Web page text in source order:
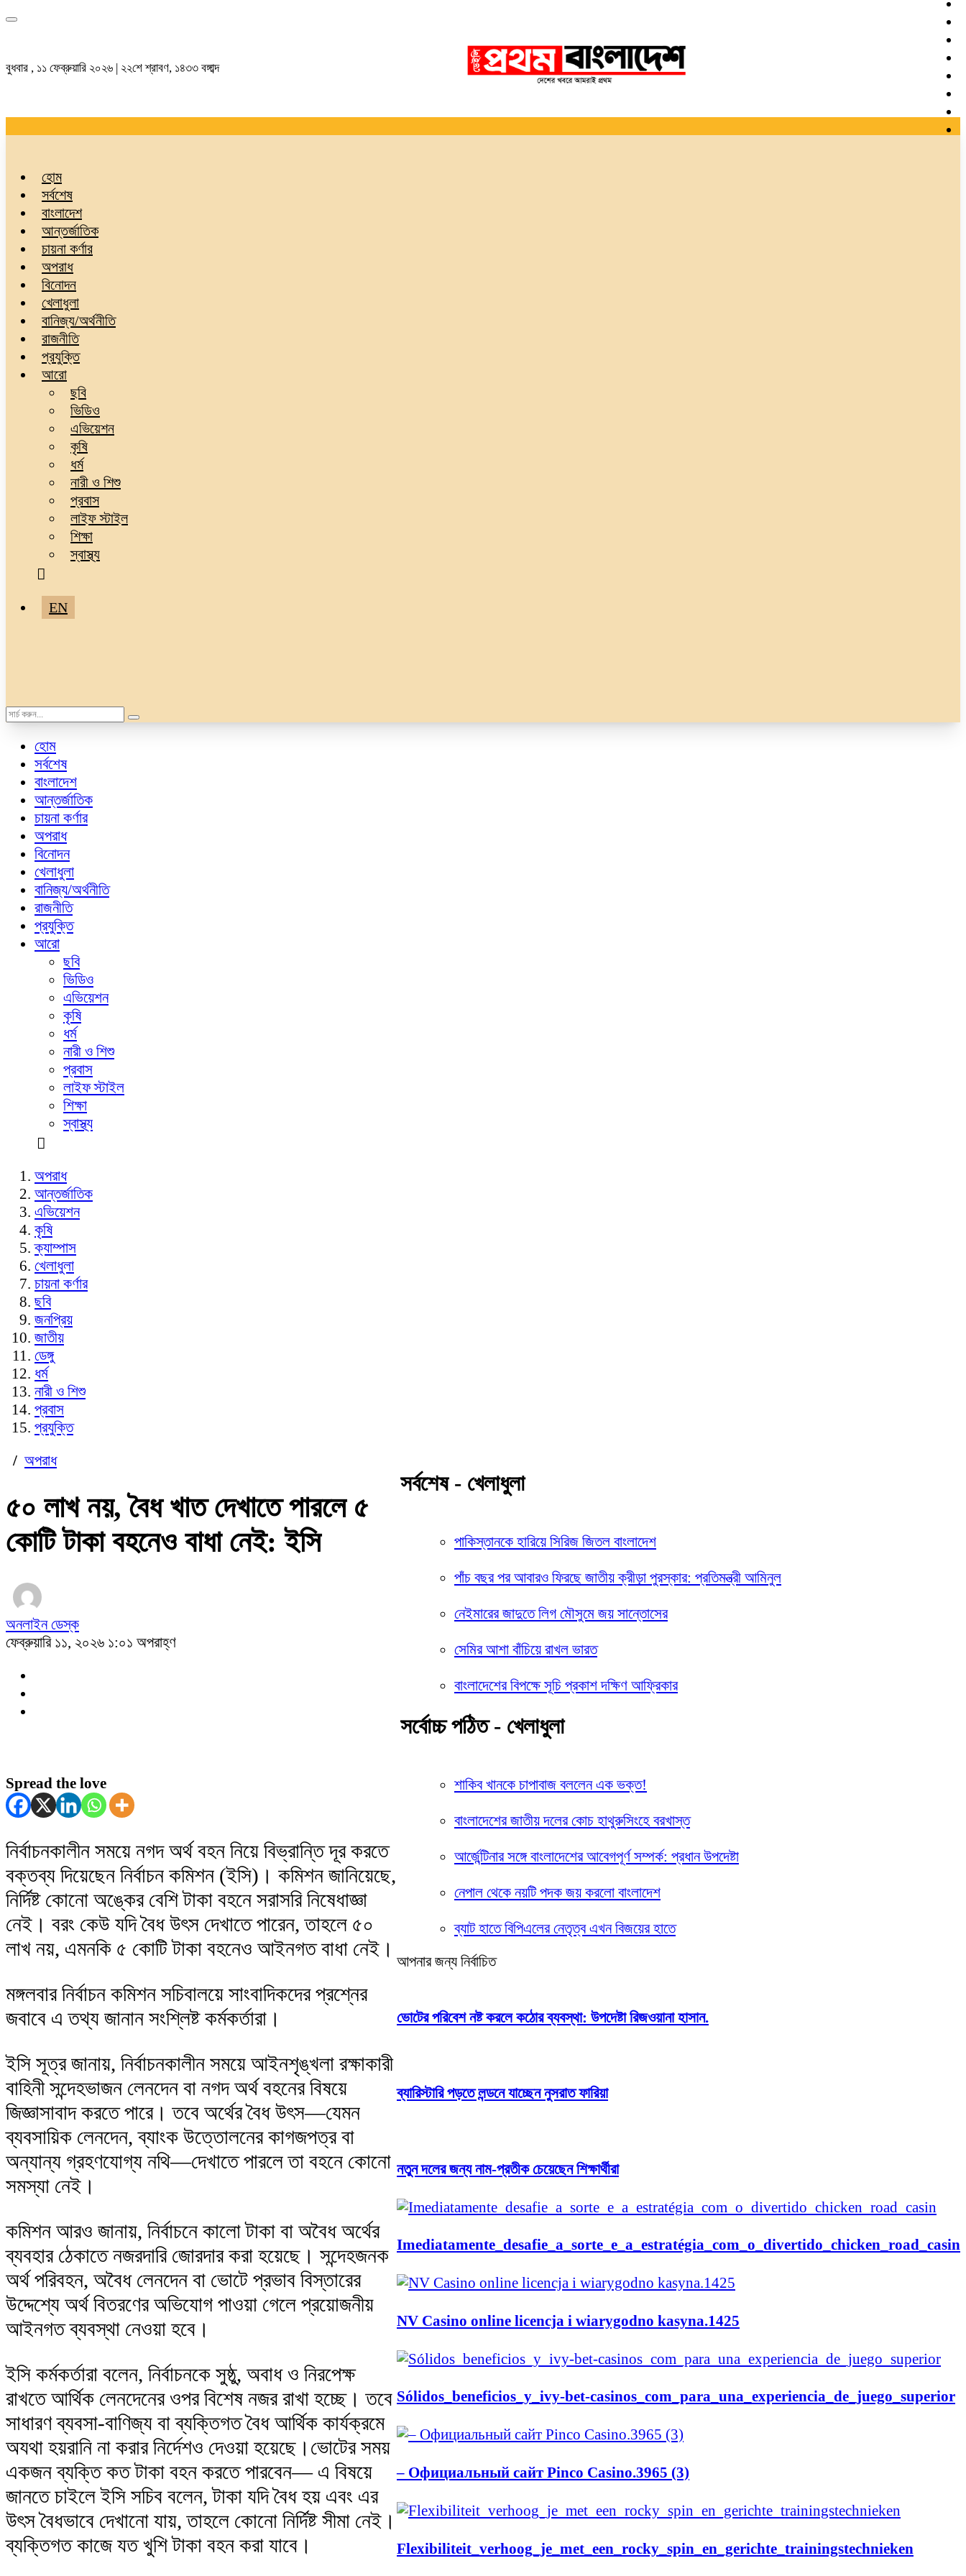
বুধবার , ১১ ফেব্রুয়ারি ২০২৬ | ২২শে শ্রাবণ, ১৪৩৩ বঙ্গাব্দ
হোম
সর্বশেষ
বাংলাদেশ
আন্তর্জাতিক
চায়না কর্ণার
অপরাধ
বিনোদন
খেলাধুলা
বানিজ্য/অর্থনীতি
রাজনীতি
প্রযুক্তি
আরো
ছবি
ভিডিও
এভিয়েশন
কৃষি
ধর্ম
নারী ও শিশু
প্রবাস
লাইফ স্টাইল
শিক্ষা
স্বাস্থ্য
EN
হোম
সর্বশেষ
বাংলাদেশ
আন্তর্জাতিক
চায়না কর্ণার
অপরাধ
বিনোদন
খেলাধুলা
বানিজ্য/অর্থনীতি
রাজনীতি
প্রযুক্তি
আরো
ছবি
ভিডিও
এভিয়েশন
কৃষি
ধর্ম
নারী ও শিশু
প্রবাস
লাইফ স্টাইল
শিক্ষা
স্বাস্থ্য
অপরাধ
আন্তর্জাতিক
এভিয়েশন
কৃষি
ক্যাম্পাস
খেলাধুলা
চায়না কর্ণার
ছবি
জনপ্রিয়
জাতীয়
ডেঙ্গু
ধর্ম
নারী ও শিশু
প্রবাস
প্রযুক্তি
/ অপরাধ
৫০ লাখ নয়, বৈধ খাত দেখাতে পারলে ৫
কোটি টাকা বহনেও বাধা নেই: ইসি
অনলাইন ডেস্ক
ফেব্রুয়ারি ১১, ২০২৬ ১:০১ অপরাহ্ণ
Spread the love
নির্বাচনকালীন সময়ে নগদ অর্থ বহন নিয়ে বিভ্রান্তি দূর করতে
বক্তব্য দিয়েছেন নির্বাচন কমিশন (ইসি)। কমিশন জানিয়েছে,
নির্দিষ্ট কোনো অঙ্কের বেশি টাকা বহনে সরাসরি নিষেধাজ্ঞা
নেই। বরং কেউ যদি বৈধ উৎস দেখাতে পারেন, তাহলে ৫০
লাখ নয়, এমনকি ৫ কোটি টাকা বহনেও আইনগত বাধা নেই।
মঙ্গলবার নির্বাচন কমিশন সচিবালয়ে সাংবাদিকদের প্রশ্নের
জবাবে এ তথ্য জানান সংশ্লিষ্ট কর্মকর্তারা।
ইসি সূত্র জানায়, নির্বাচনকালীন সময়ে আইনশৃঙ্খলা রক্ষাকারী
বাহিনী সন্দেহভাজন লেনদেন বা নগদ অর্থ বহনের বিষয়ে
জিজ্ঞাসাবাদ করতে পারে। তবে অর্থের বৈধ উৎস—যেমন
ব্যবসায়িক লেনদেন, ব্যাংক উত্তোলনের কাগজপত্র বা
অন্যান্য গ্রহণযোগ্য নথি—দেখাতে পারলে তা বহনে কোনো
সমস্যা নেই।
কমিশন আরও জানায়, নির্বাচনে কালো টাকা বা অবৈধ অর্থের
ব্যবহার ঠেকাতে নজরদারি জোরদার করা হয়েছে। সন্দেহজনক
অর্থ পরিবহন, অবৈধ লেনদেন বা ভোটে প্রভাব বিস্তারের
উদ্দেশ্যে অর্থ বিতরণের অভিযোগ পাওয়া গেলে প্রয়োজনীয়
আইনগত ব্যবস্থা নেওয়া হবে।
ইসি কর্মকর্তারা বলেন, নির্বাচনকে সুষ্ঠু, অবাধ ও নিরপেক্ষ
রাখতে আর্থিক লেনদেনের ওপর বিশেষ নজর রাখা হচ্ছে। তবে
সাধারণ ব্যবসা-বাণিজ্য বা ব্যক্তিগত বৈধ আর্থিক কার্যক্রমে
অযথা হয়রানি না করার নির্দেশও দেওয়া হয়েছে।ভোটের সময়
একজন ব্যক্তি কত টাকা বহন করতে পারবেন— এ বিষয়ে
জানতে চাইলে ইসি সচিব বলেন, টাকা যদি বৈধ হয় এবং এর
উৎস বৈধভাবে দেখানো যায়, তাহলে কোনো নির্দিষ্ট সীমা নেই।
ব্যক্তিগত কাজে যত খুশি টাকা বহন করা যাবে।
সর্বশেষ - খেলাধুলা
পাকিস্তানকে হারিয়ে সিরিজ জিতল বাংলাদেশ
পাঁচ বছর পর আবারও ফিরছে জাতীয় ক্রীড়া পুরস্কার: প্রতিমন্ত্রী আমিনুল
নেইমারের জাদুতে লিগ মৌসুমে জয় সান্তোসের
সেমির আশা বাঁচিয়ে রাখল ভারত
বাংলাদেশের বিপক্ষে সূচি প্রকাশ দক্ষিণ আফ্রিকার
সর্বোচ্চ পঠিত - খেলাধুলা
শাকিব খানকে চাপাবাজ বললেন এক ভক্ত!
বাংলাদেশের জাতীয় দলের কোচ হাথুরুসিংহে বরখাস্ত
আর্জেন্টিনার সঙ্গে বাংলাদেশের আবেগপূর্ণ সম্পর্ক: প্রধান উপদেষ্টা
নেপাল থেকে নয়টি পদক জয় করলো বাংলাদেশ
ব্যাট হাতে বিপিএলের নেতৃত্ব এখন বিজয়ের হাতে
আপনার জন্য নির্বাচিত
ভোটের পরিবেশ নষ্ট করলে কঠোর ব্যবস্থা: উপদেষ্টা রিজওয়ানা হাসান.
ব্যারিস্টারি পড়তে লন্ডনে যাচ্ছেন নুসরাত ফারিয়া
নতুন দলের জন্য নাম-প্রতীক চেয়েছেন শিক্ষার্থীরা
Imediatamente_desafie_a_sorte_e_a_estratégia_com_o_divertido_chicken_road_casin
NV Casino online licencja i wiarygodno kasyna.1425
Sólidos_beneficios_y_ivy-bet-casinos_com_para_una_experiencia_de_juego_superior
– Официальный сайт Pinco Casino.3965 (3)
Flexibiliteit_verhoog_je_met_een_rocky_spin_en_gerichte_trainingstechnieken